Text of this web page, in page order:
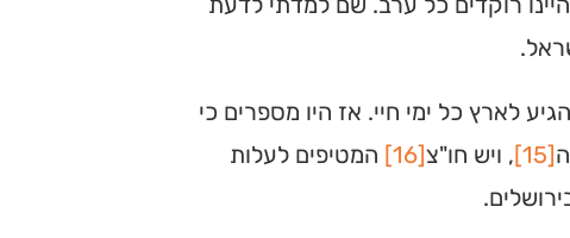
לארץ כל ימי חיי. אז היו מספרים כי
[15] , ויש חו"צ[16]
המטיפים לעלות